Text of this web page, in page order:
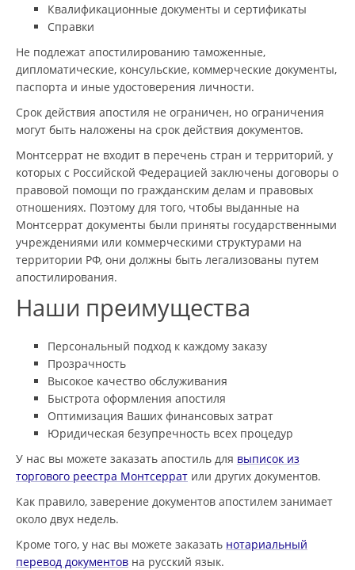
Квалификационные документы и сертификаты
Справки
Не подлежат апостилированию таможенные,
дипломатические, консульские, коммерческие документы,
паспорта и иные удостоверения личности.
Срок действия апостиля не ограничен, но ограничения
могут быть наложены на срок действия документов.
Монтсеррат не входит в перечень стран и территорий, у
которых с Российской Федерацией заключены договоры о
правовой помощи по гражданским делам и правовых
отношениях. Поэтому для того, чтобы выданные на
Монтсеррат документы были приняты государственными
учреждениями или коммерческими структурами на
территории РФ, они должны быть легализованы путем
апостилирования.
Наши преимущества
Персональный подход к каждому заказу
Прозрачность
Высокое качество обслуживания
Быстрота оформления апостиля
Оптимизация Ваших финансовых затрат
Юридическая безупречность всех процедур
У нас вы можете заказать апостиль для выписок из
торгового реестра Монтсеррат или других документов.
Как правило, заверение документов апостилем занимает
около двух недель.
Кроме того, у нас вы можете заказать нотариальный
перевод документов на русский язык.